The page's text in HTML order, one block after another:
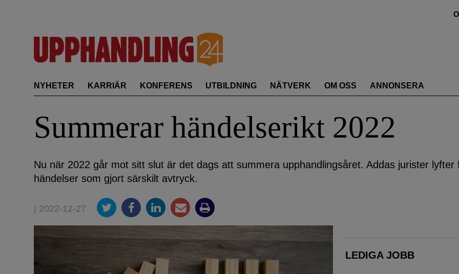
NYHETER KARRIÄR KONFERENS UTBILDNING NÄTVERK OM OSS ANNONSERA
Summerar händelserikt 2022
Nu när 2022 går mot sitt slut är det dags att summera upphandlingsåret. Addas jurister lyfter
händelser som gjort särskilt avtryck.
| 2022-12-27
LEDIGA JOBB